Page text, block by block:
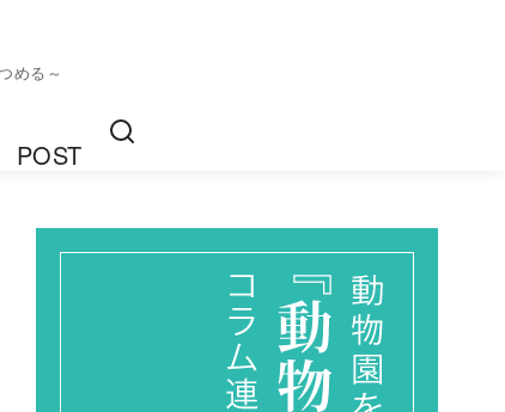
める～
POST